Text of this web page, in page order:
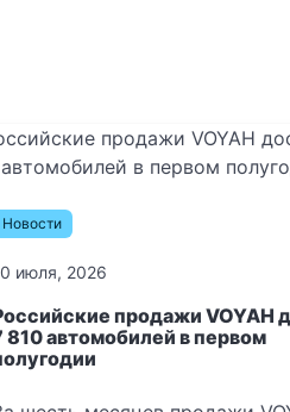
Новости
июля, 2026
продажи VOYAH
810 автомобилей в первом